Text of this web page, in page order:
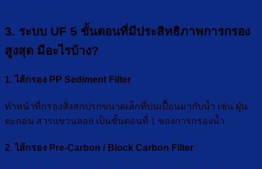
3. ระบบ UF 5 ขั้นตอนที่มีประสิทธิภาพการกรอง
สูงสุด มีอะไรบ้าง?
1. ไส้กรอง PP Sediment Filter
ทำหน้าที่กรองสิ่งสกปรกขนาดเล็กที่ปนเปื้อนมากับน้ำ เช่น ฝุ่น
ตะกอน สารแขวนลอย เป็นขั้นตอนที่ 1 ของการกรองน้ำ
2. ไส้กรอง Pre-Carbon / Block Carbon Filter